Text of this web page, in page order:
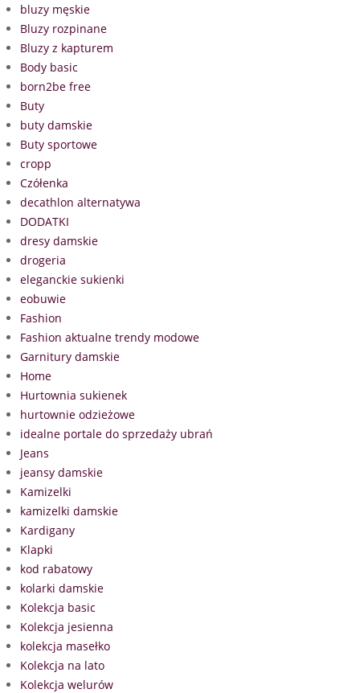
bluzy męskie
Bluzy rozpinane
Bluzy z kapturem
Body basic
born2be free
Buty
buty damskie
Buty sportowe
cropp
Czółenka
decathlon alternatywa
DODATKI
dresy damskie
drogeria
eleganckie sukienki
eobuwie
Fashion
Fashion aktualne trendy modowe
Garnitury damskie
Home
Hurtownia sukienek
hurtownie odzieżowe
idealne portale do sprzedaży ubrań
Jeans
jeansy damskie
Kamizelki
kamizelki damskie
Kardigany
Klapki
kod rabatowy
kolarki damskie
Kolekcja basic
Kolekcja jesienna
kolekcja masełko
Kolekcja na lato
Kolekcja welurów